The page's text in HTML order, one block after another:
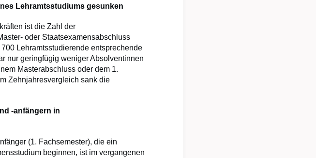
Lehramtsstudiums gesunken
ist die Zahl der
oder Staatsexamensabschluss
Lehramtsstudierende entsprechende
nur geringfügig weniger Absolventinnen
Masterabschluss oder dem 1.
Zehnjahresvergleich sank die
-anfängern in
(1. Fachsemester), die ein
beginnen, ist im vergangenen